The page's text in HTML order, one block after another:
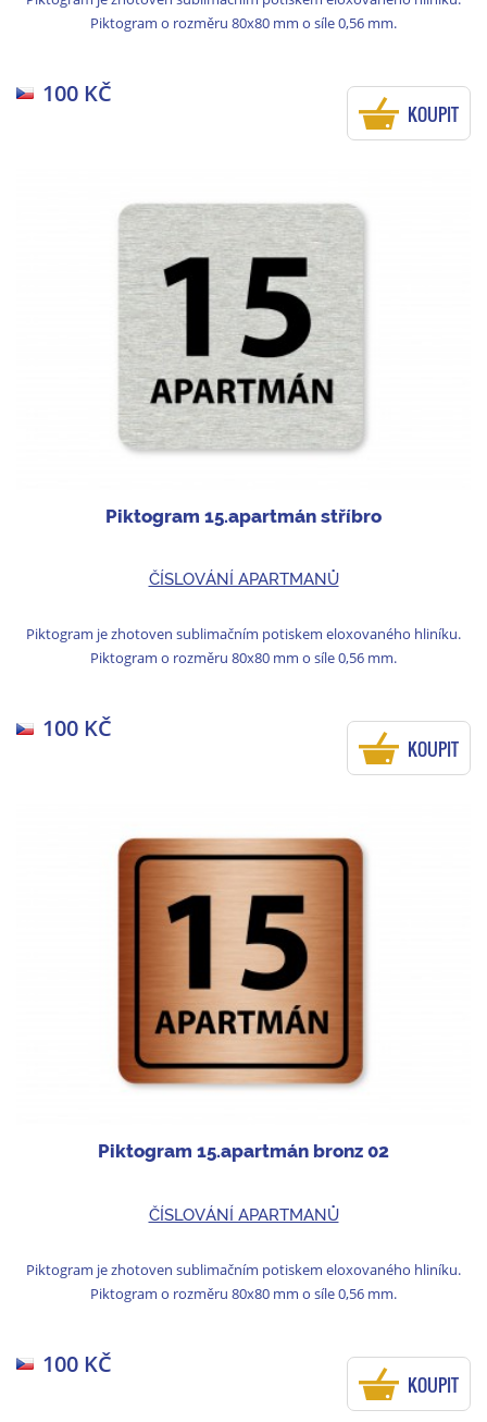
Piktogram o rozměru 80x80 mm o síle 0,56 mm.
100 KČ
KOUPIT
Piktogram 15.apartmán stříbro
ČÍSLOVÁNÍ APARTMANŮ
Piktogram je zhotoven sublimačním potiskem eloxovaného hliníku.
Piktogram o rozměru 80x80 mm o síle 0,56 mm.
100 KČ
KOUPIT
Piktogram 15.apartmán bronz 02
ČÍSLOVÁNÍ APARTMANŮ
Piktogram je zhotoven sublimačním potiskem eloxovaného hliníku.
Piktogram o rozměru 80x80 mm o síle 0,56 mm.
100 KČ
KOUPIT